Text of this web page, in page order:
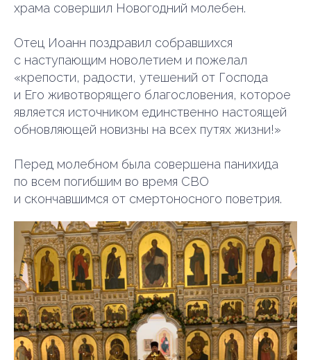
храма совершил Новогодний молебен.
Отец Иоанн поздравил собравшихся
с наступающим новолетием и пожелал
«крепости, радости, утешений от Господа
и Его животворящего благословения, которое
является источником единственно настоящей
обновляющей новизны на всех путях жизни!»
Перед молебном была совершена панихида
по всем погибшим во время СВО
и скончавшимся от смертоносного поветрия.